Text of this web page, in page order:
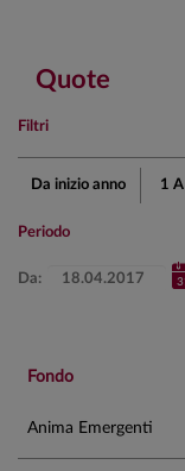
Quote
Filtri
Da inizio anno 1 A
Periodo
Da:
Fondo
Anima Emergenti